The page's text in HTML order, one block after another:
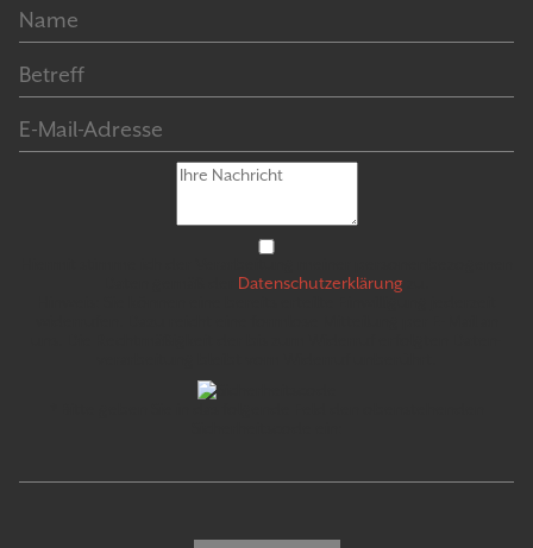
Daten­schutz­er­klär­ung